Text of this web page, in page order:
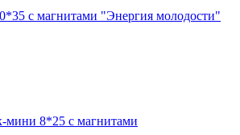
с магнитами "Энергия молодости"